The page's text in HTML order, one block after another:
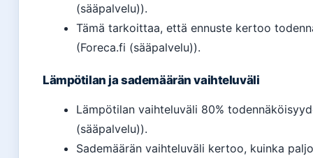
(sääpalvelu)).
Tämä tarkoittaa, että ennuste kertoo
(Foreca.fi (sääpalvelu)).
Lämpötilan ja sademäärän vaihteluväli
Lämpötilan vaihteluväli 80%
(sääpalvelu)).
Sademäärän vaihteluväli kertoo, kuinka